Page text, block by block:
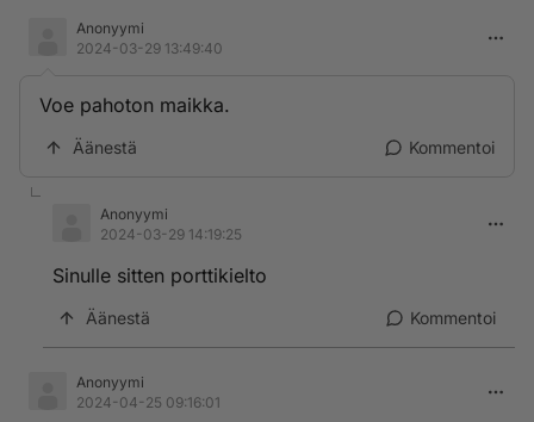
Anonyymi
2024-03-29 13:49:40
Voe pahoton maikka.
Äänestä Kommentoi
Anonyymi
2024-03-29 14:19:25
Sinulle sitten porttikielto
Äänestä Kommentoi
Anonyymi
2024-04-25 09:16:01